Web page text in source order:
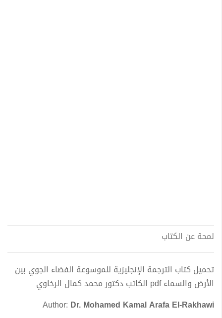
لمحة عن الكتاب
تحميل كتاب الترجمة الإنجليزية للموسوعة الفضاء الجوي بين
الأرض والسماء pdf الكاتب دكتور محمد كمال الرخاوي
Author: Dr. Mohamed Kamal Arafa El-Rakhawi